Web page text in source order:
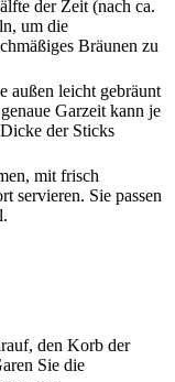
der Zeit (nach ca.
um die
Bräunen zu
außen leicht gebräunt
Garzeit kann je
der Sticks
mit frisch
servieren. Sie passen
den Korb der
Sie die